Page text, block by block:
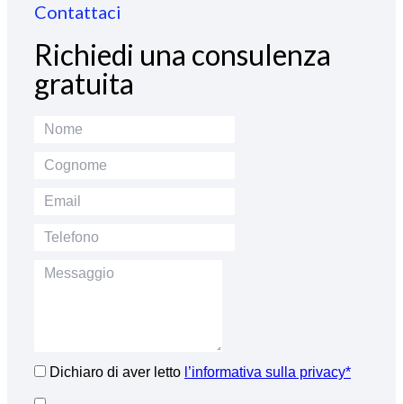
Contattaci
Richiedi una consulenza
gratuita
Dichiaro di aver letto l’informativa sulla privacy*